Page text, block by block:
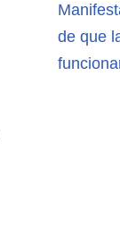
de que